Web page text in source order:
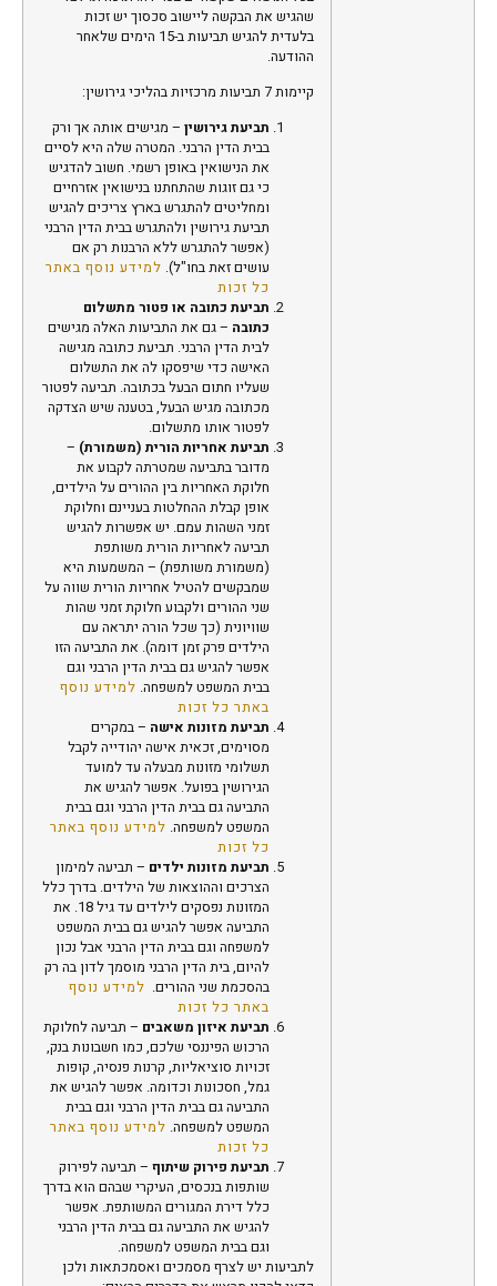
שהגיש את הבקשה ליישוב סכסוך יש זכות
בלעדית להגיש תביעות ב-15 הימים שלאחר
ההודעה.
קיימות 7 תביעות מרכזיות בהליכי גירושין:
תביעת גירושין– מגישים אותה אך ורק
בבית הדין הרבני. המטרה שלה היא לסיים
את הנישואין באופן רשמי. חשוב להדגיש
כי גם זוגות שהתחתנו בנישואין אזרחיים
ומחליטים להתגרש בארץ צריכים להגיש
תביעת גירושין ולהתגרש בבית הדין הרבני
(אפשר להתגרש ללא הרבנות רק אם
עושים זאת בחו"ל).למידע נוסף באתר
כל זכות
תביעת כתובה או פטור מתשלום
כתובה– גם את התביעות האלה מגישים
לבית הדין הרבני. תביעת כתובה מגישה
האישה כדי שיפסקו לה את התשלום
שעליו חתום הבעל בכתובה. תביעה לפטור
מכתובה מגיש הבעל, בטענה שיש הצדקה
לפטור אותו מתשלום.
תביעת אחריות הורית (משמורת)–
מדובר בתביעה שמטרתה לקבוע את
חלוקת האחריות בין ההורים על הילדים,
אופן קבלת ההחלטות בעניינם וחלוקת
זמני השהות עמם. יש אפשרות להגיש
תביעה לאחריות הורית משותפת
(משמורת משותפת) – המשמעות היא
שמבקשים להטיל אחריות הורית שווה על
שני ההורים ולקבוע חלוקת זמני שהות
שוויונית (כך שכל הורה יתראה עם
הילדים פרק זמן דומה). את התביעה הזו
אפשר להגיש גם בבית הדין הרבני וגם
בבית המשפט למשפחה.למידע נוסף
באתר כל זכות
תביעת מזונות אישה– במקרים
מסוימים, זכאית אישה יהודייה לקבל
תשלומי מזונות מבעלה עד למועד
הגירושין בפועל. אפשר להגיש את
התביעה גם בבית הדין הרבני וגם בבית
המשפט למשפחה.למידע נוסף באתר
כל זכות
תביעת מזונות ילדים– תביעה למימון
הצרכים וההוצאות של הילדים. בדרך כלל
המזונות נפסקים לילדים עד גיל 18. את
התביעה אפשר להגיש גםבבית המשפט
למשפחהוגם בבית הדין הרבני אבל נכון
להיום, בית הדין הרבני מוסמך לדון בה רק
בהסכמת שני ההורים.למידע נוסף
באתר כל זכות
תביעת איזון משאבים– תביעה לחלוקת
הרכוש הפיננסי שלכם, כמו חשבונות בנק,
זכויות סוציאליות, קרנות פנסיה, קופות
גמל, חסכונות וכדומה.אפשר להגיש את
התביעה גם בבית הדין הרבני וגם בבית
המשפט למשפחה.למידע נוסף באתר
כל זכות
תביעת פירוק שיתוף– תביעה לפירוק
שותפות בנכסים, העיקרי שבהם הוא בדרך
כלל דירת המגורים המשותפת.אפשר
להגיש את התביעה גם בבית הדין הרבני
וגם בבית המשפט למשפחה.
לתביעות יש לצרף מסמכים ואסמכתאות ולכן